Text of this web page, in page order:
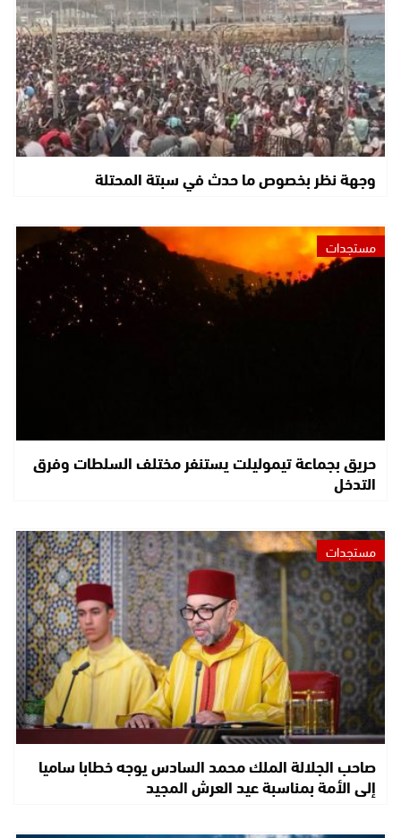
وجهة نظر بخصوص ما حدث في سبتة المحتلة
مستجدات
حريق بجماعة تيموليلت يستنفر مختلف السلطات وفرق
التدخل
مستجدات
صاحب الجلالة الملك محمد السادس يوجه خطابا ساميا
إلى الأمة بمناسبة عيد العرش المجيد